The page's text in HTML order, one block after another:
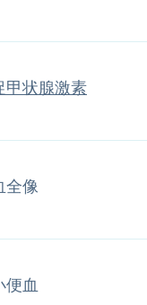
甲状腺激素
全像
便血